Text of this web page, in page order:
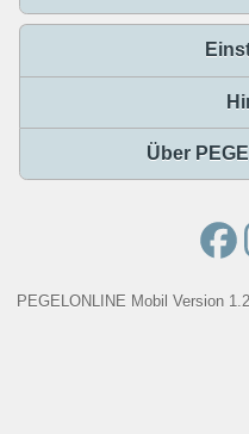
Über
PEGELONLINE Mobil Version